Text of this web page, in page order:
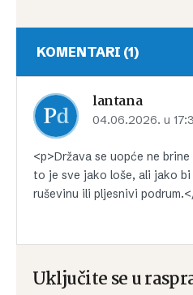
KOMENTARI (1)
lantana
04.06.2026. u
<p>Država se uopće ne
to je sve jako loše, ali jako
ruševinu ili pljesnivi
Uključite se u